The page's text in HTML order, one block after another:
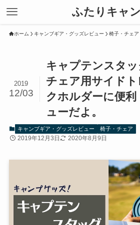
ふたりキャ
ホーム キャンブギア・グッズレビュー 椅子・チェア
キャプテンスタ
チェア用サイド
クホルダーに便
ューだよ。
2019
12/03
キャンブギア・グッズレビュー 椅子・チェア
2019年12月3日 2020年8月9日